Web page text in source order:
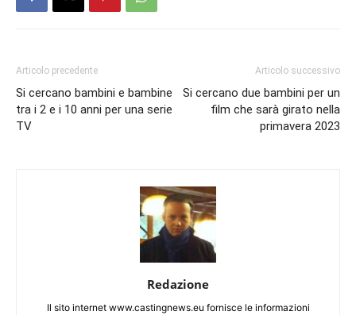
Articolo precedente
Si cercano bambini e bambine
tra i 2 e i 10 anni per una serie
TV
Articolo successivo
Si cercano due bambini per un
film che sarà girato nella
primavera 2023
Redazione
Il sito internet www.castingnews.eu fornisce le informazioni